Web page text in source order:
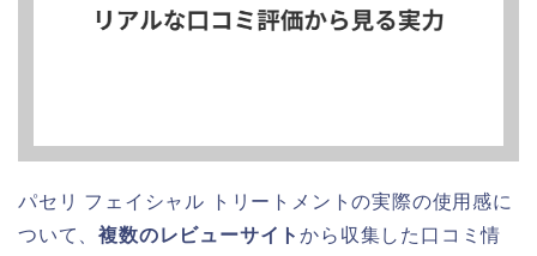
パセリ フェイシャル トリートメントの実際の使用感に
ついて、複数のレビューサイトから収集した口コミ情